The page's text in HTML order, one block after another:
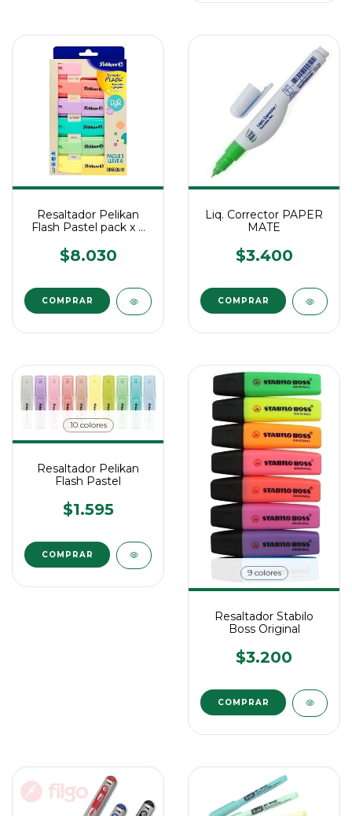
Resaltador Pelikan
Flash Pastel pack x 6
$8.030
Liq. Corrector PAPER
MATE
$3.400
10 colores
Resaltador Pelikan
Flash Pastel
$1.595
COMPRAR
9 colores
Resaltador Stabilo
Boss Original
$3.200
COMPRAR